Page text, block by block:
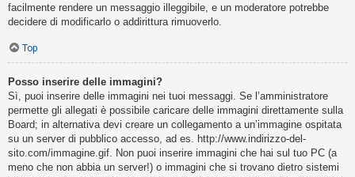
facilmente rendere un messaggio illeggibile, e un moderatore potrebbe
decidere di modificarlo o addirittura rimuoverlo.
Top
Posso inserire delle immagini?
Sì, puoi inserire delle immagini nei tuoi messaggi. Se l’amministratore
permette gli allegati è possibile caricare delle immagini direttamente sulla
Board; in alternativa devi creare un collegamento a un’immagine ospitata
su un server di pubblico accesso, ad es. http://www.indirizzo-del-
sito.com/immagine.gif. Non puoi inserire immagini che hai sul tuo PC (a
meno che non abbia un server!) o immagini che si trovano dietro sistemi